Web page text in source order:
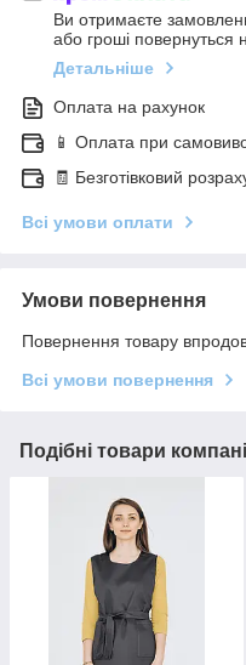
Ви отримаєте
або гроші повернуться
Детальніше
Оплата на рахунок
📱 Оплата при
🧾 Безготівковий
Всі умови оплати
Умови повернення
Повернення товару
Всі умови повернення
Подібні товари